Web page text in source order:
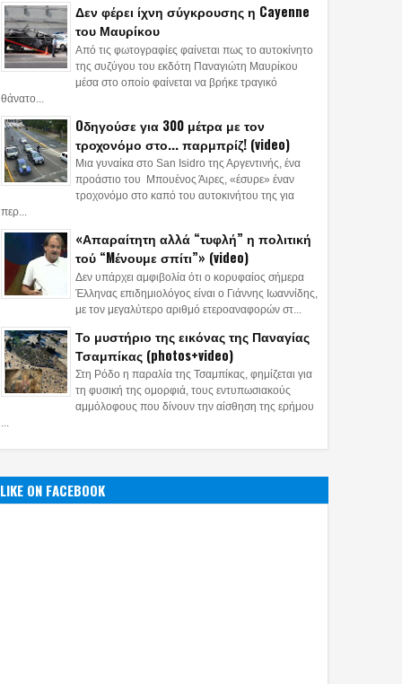
Δεν φέρει ίχνη σύγκρουσης η Cayenne
του Μαυρίκου
Από τις φωτογραφίες φαίνεται πως το αυτοκίνητο
της συζύγου του εκδότη Παναγιώτη Μαυρίκου
μέσα στο οποίο φαίνεται να βρήκε τραγικό
θάνατο...
Oδηγούσε για 300 μέτρα με τον
τροχονόμο στο... παρμπρίζ! (video)
Μια γυναίκα στο San Isidro της Αργεντινής, ένα
προάστιο του Μπουένος Άιρες, «έσυρε» έναν
τροχονόμο στο καπό του αυτοκινήτου της για
περ...
«Απαραίτητη αλλά “τυφλή” η πολιτική
τού “Mένουμε σπίτι”» (video)
Δεν υπάρχει αμφιβολία ότι ο κορυφαίος σήμερα
Έλληνας επιδημιολόγος είναι ο Γιάννης Ιωαννίδης,
με τον μεγαλύτερο αριθμό ετεροαναφορών στ...
Το μυστήριο της εικόνας της Παναγίας
Τσαμπίκας (photos+video)
Στη Ρόδο η παραλία της Τσαμπίκας, φημίζεται για
τη φυσική της ομορφιά, τους εντυπωσιακούς
αμμόλοφους που δίνουν την αίσθηση της ερήμου
...
LIKE ON FACEBOOK